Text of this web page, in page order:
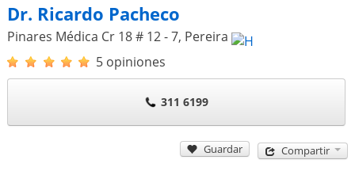
Dr. Ricardo Pacheco
Pinares Médica Cr 18 # 12 - 7, Pereira
5 opiniones
311 6199
Guardar Compartir